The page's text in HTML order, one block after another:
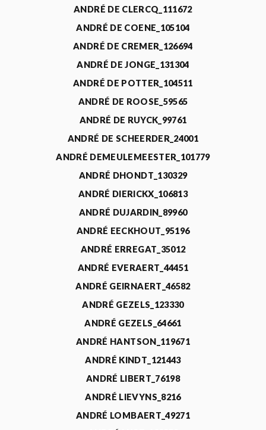
ANDRÉ DE CLERCQ_111672
ANDRÉ DE COENE_105104
ANDRÉ DE CREMER_126694
ANDRÉ DE JONGE_131304
ANDRÉ DE POTTER_104511
ANDRÉ DE ROOSE_59565
ANDRÉ DE RUYCK_99761
ANDRÉ DE SCHEERDER_24001
ANDRÉ DEMEULEMEESTER_101779
ANDRÉ DHONDT_130329
ANDRÉ DIERICKX_106813
ANDRÉ DUJARDIN_89960
ANDRÉ EECKHOUT_95196
ANDRÉ ERREGAT_35012
ANDRÉ EVERAERT_44451
ANDRÉ GEIRNAERT_46582
ANDRÉ GEZELS_123330
ANDRÉ GEZELS_64661
ANDRÉ HANTSON_119671
ANDRÉ KINDT_121443
ANDRÉ LIBERT_76198
ANDRÉ LIEVYNS_8216
ANDRÉ LOMBAERT_49271